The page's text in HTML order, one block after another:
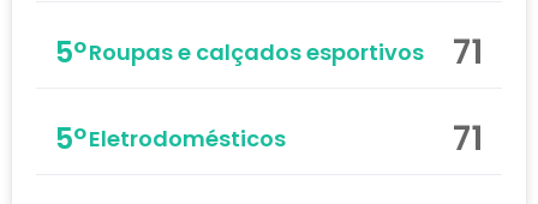
5ºRoupas e calçados esportivos 71
5ºEletrodomésticos 71